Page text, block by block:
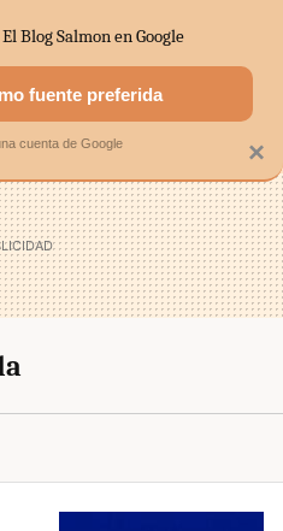
MERCADOS
×
Blog Salmon en Google
fuente preferida
cuenta de Google